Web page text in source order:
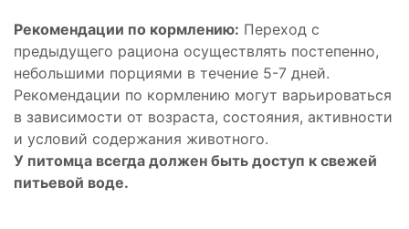
Рекомендации по кормлению: Переход с
предыдущего рациона осуществлять постепенно,
небольшими порциями в течение 5-7 дней.
Рекомендации по кормлению могут варьироваться
в зависимости от возраста, состояния, активности
и условий содержания животного.
У питомца всегда должен быть доступ к свежей
питьевой воде.